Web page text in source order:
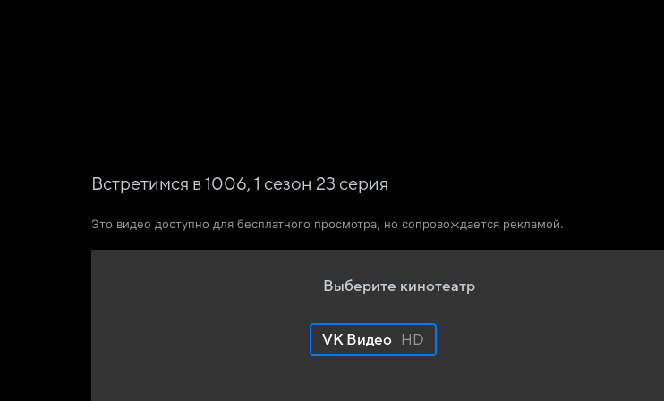
Встретимся в 1006, 1 сезон 23 серия
Это видео доступно для бесплатного просмотра, но сопровождается рекламой.
Выберите кинотеатр
VK Видео HD